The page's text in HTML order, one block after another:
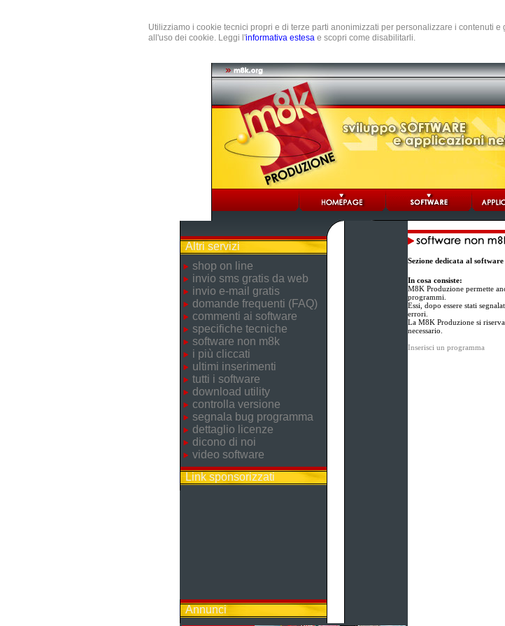
Utilizziamo i cookie tecnici propri e di terze parti anonimizzati per personalizzare i contenuti
all'uso dei cookie. Leggi l'informativa estesa e scopri come disabilitarli.
Altri servizi
shop on line
invio sms gratis da web
invio e-mail gratis
domande frequenti (FAQ)
commenti ai software
specifiche tecniche
software non m8k
i più cliccati
ultimi inserimenti
tutti i software
download utility
controlla versione
segnala bug programma
dettaglio licenze
dicono di noi
video software
Link sponsorizzati
Annunci
Sezione dedicata al
In cosa consiste:
M8K Produzione permette
programmi.
Essi, dopo essere stati
errori.
La M8K Produzione si
necessario.
Inserisci un programma